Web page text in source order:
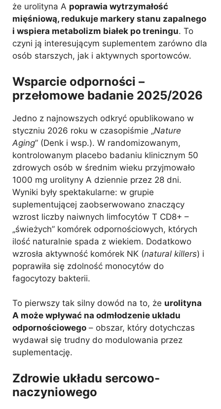
że urolityna A poprawia wytrzymałość
mięśniową, redukuje markery stanu zapalnego
i wspiera metabolizm białek po treningu. To
czyni ją interesującym suplementem zarówno dla
osób starszych, jak i aktywnych sportowców.
Wsparcie odporności –
przełomowe badanie 2025/2026
Jedno z najnowszych odkryć opublikowano w
styczniu 2026 roku w czasopiśmie „Nature
Aging” (Denk i wsp.). W randomizowanym,
kontrolowanym placebo badaniu klinicznym 50
zdrowych osób w średnim wieku przyjmowało
1000 mg urolityny A dziennie przez 28 dni.
Wyniki były spektakularne: w grupie
suplementującej zaobserwowano znaczący
wzrost liczby naiwnych limfocytów T CD8+ –
„świeżych” komórek odpornościowych, których
ilość naturalnie spada z wiekiem. Dodatkowo
wzrosła aktywność komórek NK (natural killers) i
poprawiła się zdolność monocytów do
fagocytozy bakterii.
To pierwszy tak silny dowód na to, że urolityna
A może wpływać na odmłodzenie układu
odpornościowego – obszar, który dotychczas
wydawał się trudny do modulowania przez
suplementację.
Zdrowie układu sercowo-
naczyniowego